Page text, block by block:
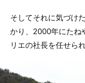
そしてそれに気づけ
かり、2000年にたね
リエの社長を任せら